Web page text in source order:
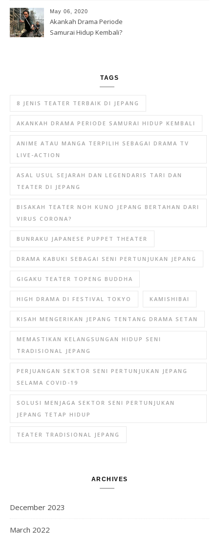
May 06, 2020
Akankah Drama Periode
Samurai Hidup Kembali?
TAGS
8 JENIS TEATER TERBAIK DI JEPANG
AKANKAH DRAMA PERIODE SAMURAI HIDUP KEMBALI
ANIME ATAU MANGA TERPILIH SEBAGAI DRAMA TV
LIVE-ACTION
ASAL USUL SEJARAH DAN LEGENDARIS TARI DAN
TEATER DI JEPANG
BISAKAH TEATER NOH KUNO JEPANG BERTAHAN DARI
VIRUS CORONA?
BUNRAKU JAPANESE PUPPET THEATER
DRAMA KABUKI SEBAGAI SENI PERTUNJUKAN JEPANG
GIGAKU TEATER TOPENG BUDDHA
HIGH DRAMA DI FESTIVAL TOKYO KAMISHIBAI
KISAH MENGERIKAN JEPANG TENTANG DRAMA SETAN
MEMASTIKAN KELANGSUNGAN HIDUP SENI
TRADISIONAL JEPANG
PERJUANGAN SEKTOR SENI PERTUNJUKAN JEPANG
SELAMA COVID-19
SOLUSI MENJAGA SEKTOR SENI PERTUNJUKAN
JEPANG TETAP HIDUP
TEATER TRADISIONAL JEPANG
ARCHIVES
December 2023
March 2022